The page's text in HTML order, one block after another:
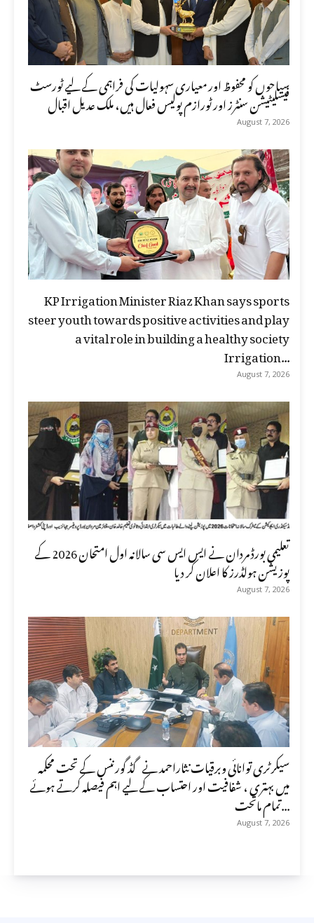
سیاحوں کو محفوظ اور معیاری سہولیات کی فراہمی کے لیے ٹورسٹ
فیسلیٹیشن سنٹرز اور ٹورازم پولیس فعال ہیں، ملک عدیل اقبال
August 7, 2026
KP Irrigation Minister Riaz Khan says sports
steer youth towards positive activities and play
a vital role in building a healthy society
Irrigation...
August 7, 2026
تعلیمی بورڈ مردان نے ایس ایس سی سالانہ اول امتحان 2026 کے
پوزیشن ہولڈرز کا اعلان کر دیا
August 7, 2026
سیکرٹری توانائی وبرقیات نثاراحمد نے گڈ گورننس کے تحت محکمہ
میں بہتری ، شفافیت اور احتساب کے لیے اہم فیصلہ کرتے ہوئے
تمام ماتحت...
August 7, 2026